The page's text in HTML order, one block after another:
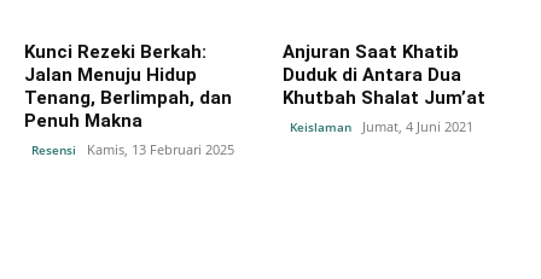
Kunci Rezeki Berkah:
Jalan Menuju Hidup
Tenang, Berlimpah, dan
Penuh Makna
Resensi Kamis, 13 Februari 2025
Anjuran Saat Khatib
Duduk di Antara Dua
Khutbah Shalat Jum’at
Keislaman Jumat, 4 Juni 2021